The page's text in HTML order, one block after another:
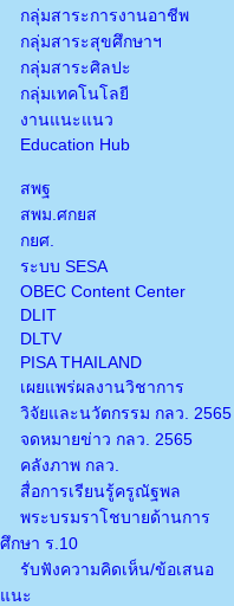
กลุ่มสาระการงานอาชีพ
กลุ่มสาระสุขศึกษาฯ
กลุ่มสาระศิลปะ
กลุ่มเทคโนโลยี
งานแนะแนว
Education Hub
สพฐ
สพม.ศกยส
กยศ.
ระบบ SESA
OBEC Content Center
DLIT
DLTV
PISA THAILAND
เผยแพร่ผลงานวิชาการ
วิจัยและนวัตกรรม กลว. 2565
จดหมายข่าว กลว. 2565
คลังภาพ กลว.
สื่อการเรียนรู้ครูณัฐพล
พระบรมราโชบายด้านการ
ศึกษา ร.10
รับฟังความคิดเห็น/ข้อเสนอ
แนะ